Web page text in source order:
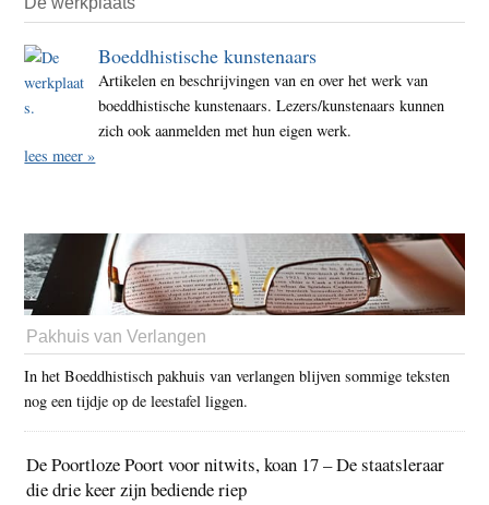
Boeddhistische kunstenaars
Artikelen en beschrijvingen van en over het werk van
boeddhistische kunstenaars. Lezers/kunstenaars kunnen
zich ook aanmelden met hun eigen werk.
lees meer »
Pakhuis van Verlangen
In het Boeddhistisch pakhuis van verlangen blijven sommige teksten
nog een tijdje op de leestafel liggen.
De Poortloze Poort voor nitwits, koan 17 – De staatsleraar
die drie keer zijn bediende riep